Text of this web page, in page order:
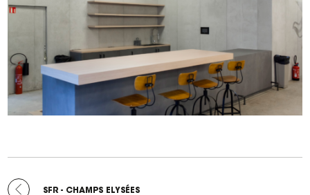
PRÉCÉDENT :
SFR - CHAMPS ELYSÉES
-